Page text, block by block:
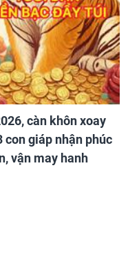
càn khôn xoay
con giáp nhận phúc
vận may hanh